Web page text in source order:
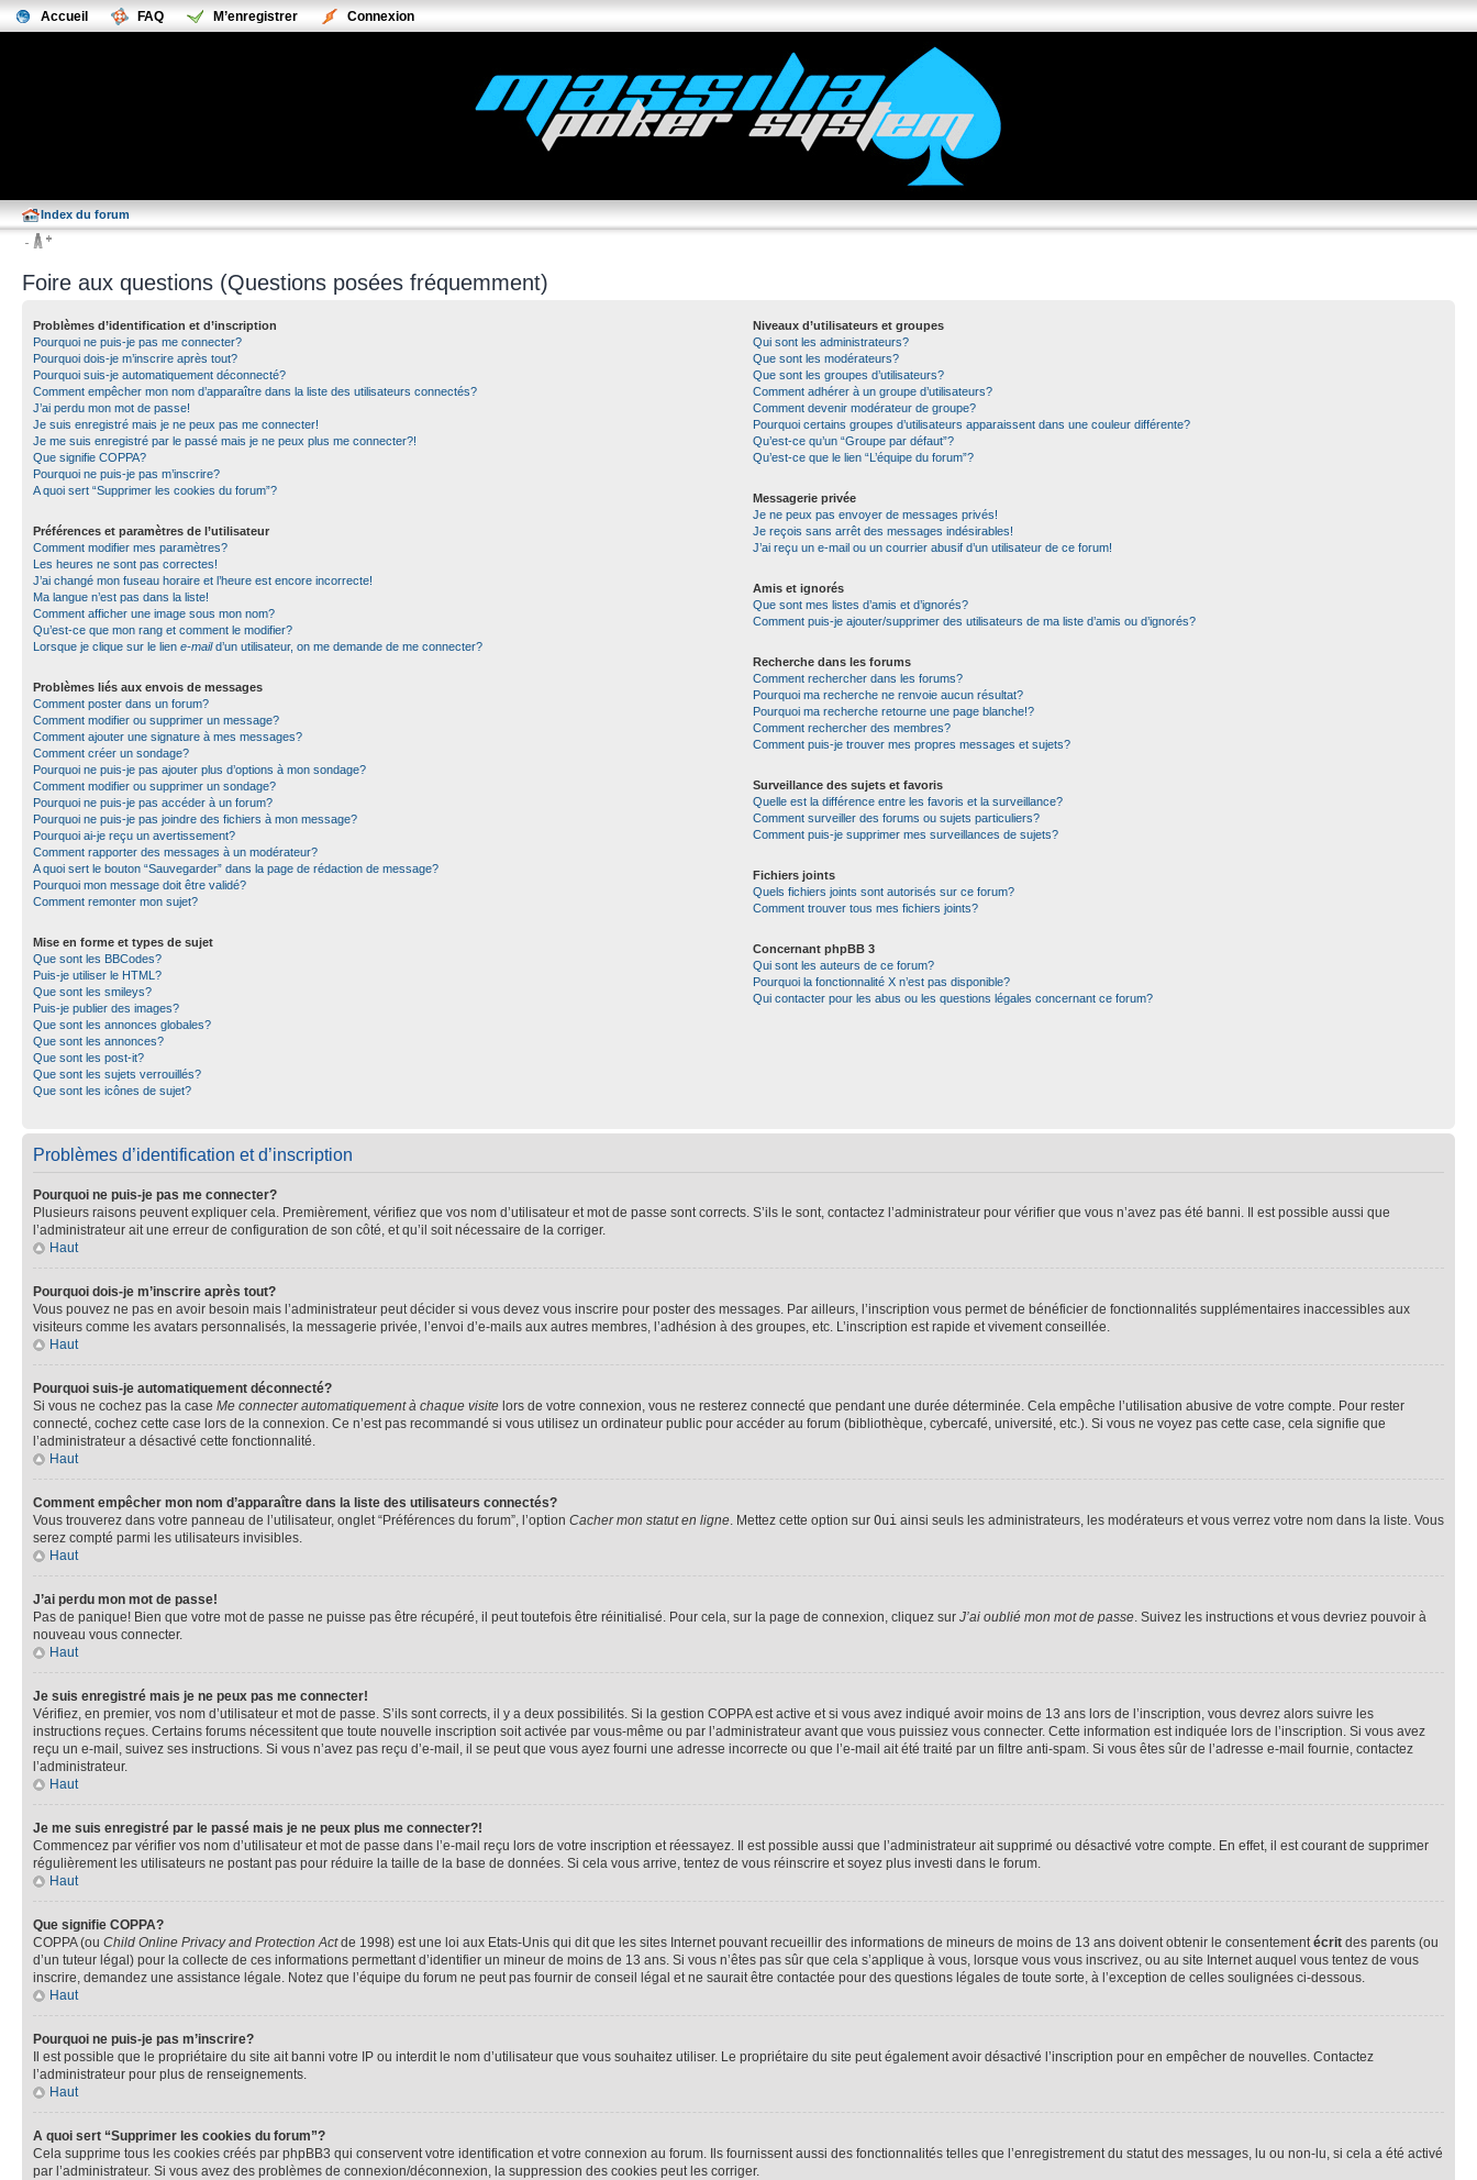
Accueil FAQ M’enregistrer Connexion
Index du forum
Foire aux questions (Questions posées fréquemment)
Problèmes d’identification et d’inscription
Pourquoi ne puis-je pas me connecter?
Pourquoi dois-je m’inscrire après tout?
Pourquoi suis-je automatiquement déconnecté?
Comment empêcher mon nom d’apparaître dans la liste des utilisateurs connectés?
J’ai perdu mon mot de passe!
Je suis enregistré mais je ne peux pas me connecter!
Je me suis enregistré par le passé mais je ne peux plus me connecter?!
Que signifie COPPA?
Pourquoi ne puis-je pas m’inscrire?
A quoi sert “Supprimer les cookies du forum”?
Préférences et paramètres de l’utilisateur
Comment modifier mes paramètres?
Les heures ne sont pas correctes!
J’ai changé mon fuseau horaire et l’heure est encore incorrecte!
Ma langue n’est pas dans la liste!
Comment afficher une image sous mon nom?
Qu’est-ce que mon rang et comment le modifier?
Lorsque je clique sur le lien e-maild’un utilisateur, on me demande de me connecter?
Problèmes liés aux envois de messages
Comment poster dans un forum?
Comment modifier ou supprimer un message?
Comment ajouter une signature à mes messages?
Comment créer un sondage?
Pourquoi ne puis-je pas ajouter plus d’options à mon sondage?
Comment modifier ou supprimer un sondage?
Pourquoi ne puis-je pas accéder à un forum?
Pourquoi ne puis-je pas joindre des fichiers à mon message?
Pourquoi ai-je reçu un avertissement?
Comment rapporter des messages à un modérateur?
A quoi sert le bouton “Sauvegarder” dans la page de rédaction de message?
Pourquoi mon message doit être validé?
Comment remonter mon sujet?
Mise en forme et types de sujet
Que sont les BBCodes?
Puis-je utiliser le HTML?
Que sont les smileys?
Puis-je publier des images?
Que sont les annonces globales?
Que sont les annonces?
Que sont les post-it?
Que sont les sujets verrouillés?
Que sont les icônes de sujet?
Niveaux d’utilisateurs et groupes
Qui sont les administrateurs?
Que sont les modérateurs?
Que sont les groupes d’utilisateurs?
Comment adhérer à un groupe d’utilisateurs?
Comment devenir modérateur de groupe?
Pourquoi certains groupes d’utilisateurs apparaissent dans une couleur différente?
Qu’est-ce qu’un “Groupe par défaut”?
Qu’est-ce que le lien “L’équipe du forum”?
Messagerie privée
Je ne peux pas envoyer de messages privés!
Je reçois sans arrêt des messages indésirables!
J’ai reçu un e-mail ou un courrier abusif d’un utilisateur de ce forum!
Amis et ignorés
Que sont mes listes d’amis et d’ignorés?
Comment puis-je ajouter/supprimer des utilisateurs de ma liste d’amis ou d’ignorés?
Recherche dans les forums
Comment rechercher dans les forums?
Pourquoi ma recherche ne renvoie aucun résultat?
Pourquoi ma recherche retourne une page blanche!?
Comment rechercher des membres?
Comment puis-je trouver mes propres messages et sujets?
Surveillance des sujets et favoris
Quelle est la différence entre les favoris et la surveillance?
Comment surveiller des forums ou sujets particuliers?
Comment puis-je supprimer mes surveillances de sujets?
Fichiers joints
Quels fichiers joints sont autorisés sur ce forum?
Comment trouver tous mes fichiers joints?
Concernant phpBB 3
Qui sont les auteurs de ce forum?
Pourquoi la fonctionnalité X n’est pas disponible?
Qui contacter pour les abus ou les questions légales concernant ce forum?
Problèmes d’identification et d’inscription
Pourquoi ne puis-je pas me connecter?
Plusieurs raisons peuvent expliquer cela. Premièrement, vérifiez que vos nom d’utilisateur et mot de passe sont corrects. S’ils le sont, contactez l’administrateur pour vérifier que vous n’avez pas été banni. Il est possible aussi que
l’administrateur ait une erreur de configuration de son côté, et qu’il soit nécessaire de la corriger.
Haut
Pourquoi dois-je m’inscrire après tout?
Vous pouvez ne pas en avoir besoin mais l’administrateur peut décider si vous devez vous inscrire pour poster des messages. Par ailleurs, l’inscription vous permet de bénéficier de fonctionnalités supplémentaires inaccessibles aux
visiteurs comme les avatars personnalisés, la messagerie privée, l’envoi d’e-mails aux autres membres, l’adhésion à des groupes, etc. L’inscription est rapide et vivement conseillée.
Haut
Pourquoi suis-je automatiquement déconnecté?
Si vous ne cochez pas la case Me connecter automatiquement à chaque visite lors de votre connexion, vous ne resterez connecté que pendant une durée déterminée. Cela empêche l’utilisation abusive de votre compte. Pour rester
connecté, cochez cette case lors de la connexion. Ce n’est pas recommandé si vous utilisez un ordinateur public pour accéder au forum (bibliothèque, cybercafé, université, etc.). Si vous ne voyez pas cette case, cela signifie que
l’administrateur a désactivé cette fonctionnalité.
Haut
Comment empêcher mon nom d’apparaître dans la liste des utilisateurs connectés?
Vous trouverez dans votre panneau de l’utilisateur, onglet “Préférences du forum”, l’option Cacher mon statut en ligne. Mettez cette option sur Oui ainsi seuls les administrateurs, les modérateurs et vous verrez votre nom dans la liste. Vous
serez compté parmi les utilisateurs invisibles.
Haut
J’ai perdu mon mot de passe!
Pas de panique! Bien que votre mot de passe ne puisse pas être récupéré, il peut toutefois être réinitialisé. Pour cela, sur la page de connexion, cliquez sur J’ai oublié mon mot de passe. Suivez les instructions et vous devriez pouvoir à
nouveau vous connecter.
Haut
Je suis enregistré mais je ne peux pas me connecter!
Vérifiez, en premier, vos nom d’utilisateur et mot de passe. S’ils sont corrects, il y a deux possibilités. Si la gestion COPPA est active et si vous avez indiqué avoir moins de 13 ans lors de l’inscription, vous devrez alors suivre les
instructions reçues. Certains forums nécessitent que toute nouvelle inscription soit activée par vous-même ou par l’administrateur avant que vous puissiez vous connecter. Cette information est indiquée lors de l’inscription. Si vous avez
reçu un e-mail, suivez ses instructions. Si vous n’avez pas reçu d’e-mail, il se peut que vous ayez fourni une adresse incorrecte ou que l’e-mail ait été traité par un filtre anti-spam. Si vous êtes sûr de l’adresse e-mail fournie, contactez
l’administrateur.
Haut
Je me suis enregistré par le passé mais je ne peux plus me connecter?!
Commencez par vérifier vos nom d’utilisateur et mot de passe dans l’e-mail reçu lors de votre inscription et réessayez. Il est possible aussi que l’administrateur ait supprimé ou désactivé votre compte. En effet, il est courant de supprimer
régulièrement les utilisateurs ne postant pas pour réduire la taille de la base de données. Si cela vous arrive, tentez de vous réinscrire et soyez plus investi dans le forum.
Haut
Que signifie COPPA?
COPPA (ou Child Online Privacy and Protection Actde 1998) est une loi aux Etats-Unis qui dit que les sites Internet pouvant recueillir des informations de mineurs de moins de 13 ans doivent obtenir le consentementécrit des parents (ou
d’un tuteur légal) pour la collecte de ces informations permettant d’identifier un mineur de moins de 13 ans. Si vous n’êtes pas sûr que cela s’applique à vous, lorsque vous vous inscrivez, ou au site Internet auquel vous tentez de vous
inscrire, demandez une assistance légale. Notez que l’équipe du forum ne peut pas fournir de conseil légal et ne saurait être contactée pour des questions légales de toute sorte, à l’exception de celles soulignées ci-dessous.
Haut
Pourquoi ne puis-je pas m’inscrire?
Il est possible que le propriétaire du site ait banni votre IP ou interdit le nom d’utilisateur que vous souhaitez utiliser. Le propriétaire du site peut également avoir désactivé l’inscription pour en empêcher de nouvelles. Contactez
l’administrateur pour plus de renseignements.
Haut
A quoi sert “Supprimer les cookies du forum”?
Cela supprime tous les cookies créés par phpBB3 qui conservent votre identification et votre connexion au forum. Ils fournissent aussi des fonctionnalités telles que l’enregistrement du statut des messages, lu ou non-lu, si cela a été activé
par l’administrateur. Si vous avez des problèmes de connexion/déconnexion, la suppression des cookies peut les corriger.